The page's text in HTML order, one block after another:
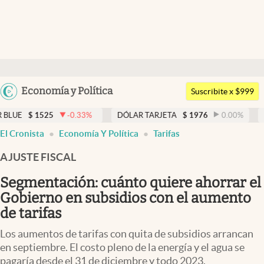
Argentina
Uruguay
Economía y Política
Members
Economía y Política
Finanzas y Mercados
Mercados Online
Negocios
Columnistas
Apertura
Suscribite x $999
-0.33% DÓLAR TARJETA $ 1976 0.00% DÓLAR
El Cronista Economía Y Política Tarifas
AJUSTE FISCAL
Segmentación: cuánto quiere ahorrar el
Gobierno en subsidios con el aumento
de tarifas
Los aumentos de tarifas con quita de subsidios arrancan
en septiembre. El costo pleno de la energía y el agua se
pagaría desde el 31 de diciembre y todo 2023.